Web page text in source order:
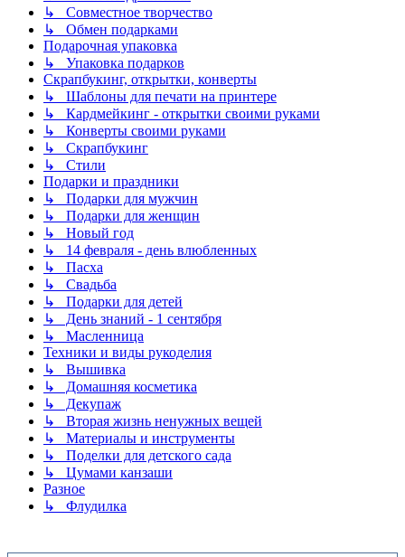
↳ Совместное творчество
↳ Обмен подарками
Подарочная упаковка
↳ Упаковка подарков
Скрапбукинг, открытки, конверты
↳ Шаблоны для печати на принтере
↳ Кардмейкинг - открытки своими руками
↳ Конверты своими руками
↳ Скрапбукинг
↳ Стили
Подарки и праздники
↳ Подарки для мужчин
↳ Подарки для женщин
↳ Новый год
↳ 14 февраля - день влюбленных
↳ Пасха
↳ Свадьба
↳ Подарки для детей
↳ День знаний - 1 сентября
↳ Масленница
Техники и виды рукоделия
↳ Вышивка
↳ Домашняя косметика
↳ Декупаж
↳ Вторая жизнь ненужных вещей
↳ Материалы и инструменты
↳ Поделки для детского сада
↳ Цумами канзаши
Разное
↳ Флудилка